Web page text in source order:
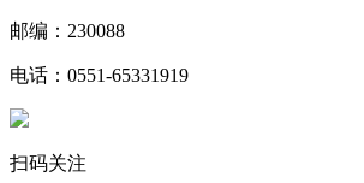
邮编：230088
电话：0551-65331919
扫码关注